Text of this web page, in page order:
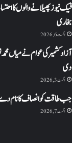
فیک نیوز پھیلانے والوں کا
بخاری
اگست 6, 2026
آزاد کشمیر کی عوام نے میاں
دی
اگست 3, 2026
جب طاقت کو انصاف کا نام
اگست 7, 2026